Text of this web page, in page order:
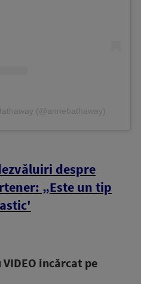
(@annehathaway)
despre
„Este un tip
incărcat pe